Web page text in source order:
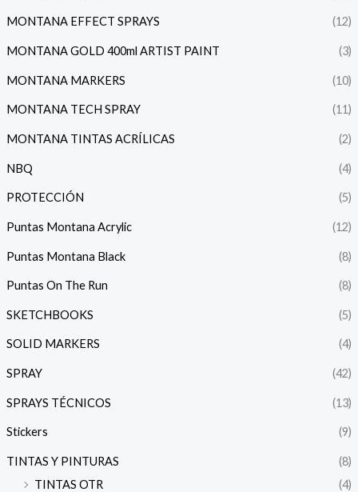
MONTANA EFFECT SPRAYS (12)
MONTANA GOLD 400ml ARTIST PAINT (3)
MONTANA MARKERS (10)
MONTANA TECH SPRAY (11)
MONTANA TINTAS ACRÍLICAS (2)
NBQ (4)
PROTECCIÓN (5)
Puntas Montana Acrylic (12)
Puntas Montana Black (8)
Puntas On The Run (8)
SKETCHBOOKS (5)
SOLID MARKERS (4)
SPRAY (42)
SPRAYS TÉCNICOS (13)
Stickers (9)
TINTAS Y PINTURAS
(8)
TINTAS OTR
(4)